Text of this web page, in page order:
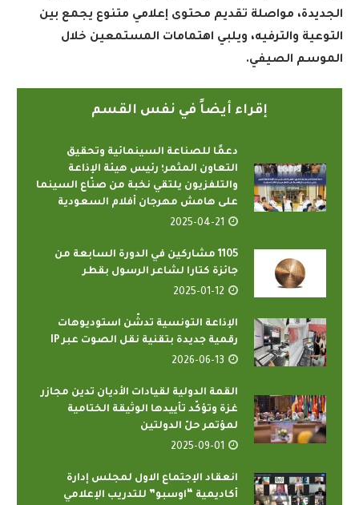
الجديدة، مواصلة تقديم محتوى إعلامي متنوع يجمع بين
التوعية والترفيه، ويلبي اهتمامات المستمعين خلال
الموسم الصيفي.
إقراء أيضاً في نفس القسم
دعمًا للصناعة السينمائية وتحقيق
التعاون المثمر؛ رئيس هيئة الإذاعة
والتلفزيون يلتقي نخبة من صنّاع السينما
على هامش مهرجان أفلام السعودية
2025-04-21
1105 مشاركين في الدورة السابعة من
جائزة كتارا لشاعر الرسول بقطر
2025-01-12
الإذاعة التونسية تدشّن استوديوهات
رقمية جديدة بتقنية نقل الصوت عبر IP
2026-06-13
القمة الدولية لقيادات الأديان تدين مجازر
غزة وتؤكّد تأييدها الوثيقة الختامية
لمؤتمر حلّ الدولتين
2025-09-01
انعقاد الإجتماع الاول لمجلس إدارة
أكاديمية “اوسبو” للتدريب الإعلامي